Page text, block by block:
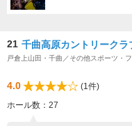
21 千曲高原カントリークラ
戸倉上山田・千曲／その他スポーツ・
4.0
(1件)
ホール数：27